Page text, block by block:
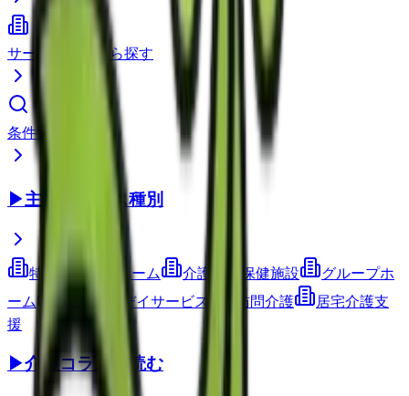
サービス種別から探す
条件で検索
▶主要サービス種別
特別養護老人ホーム 介護老人保健施設
グループホ
ーム
通所介護(デイサービス) 訪問介護
居宅介護支
援
▶介護コラムを読む